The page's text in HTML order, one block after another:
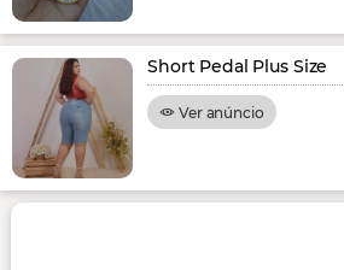
Short Pedal Plus Size
Ver anúncio